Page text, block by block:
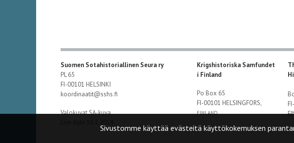
Suomen Sotahistoriallinen Seura ry
PL 65
FI-00101 HELSINKI
koordinaatit@sshs.fi
Valokuvat SA-kuva
Krigshistoriska Samfundet
i Finland
Po Box 65
FI-00101 HELSINGFORS,
FINLAND
Sivustomme käyttää evästeitä käyttökokemuksen